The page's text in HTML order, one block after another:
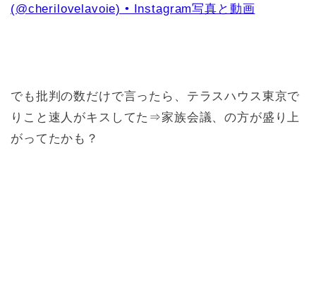
(@cherilovelavoie) • Instagram写真と動画
でも批判の数だけで言ったら、テラスハウス東京で
りこと速人がキスしてた⇒家族会議、の方が盛り上
がってたかも？